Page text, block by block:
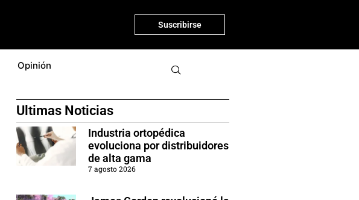
Suscribirse
Opinión
Ultimas Noticias
Industria ortopédica
evoluciona por distribuidores
de alta gama
7 agosto 2026